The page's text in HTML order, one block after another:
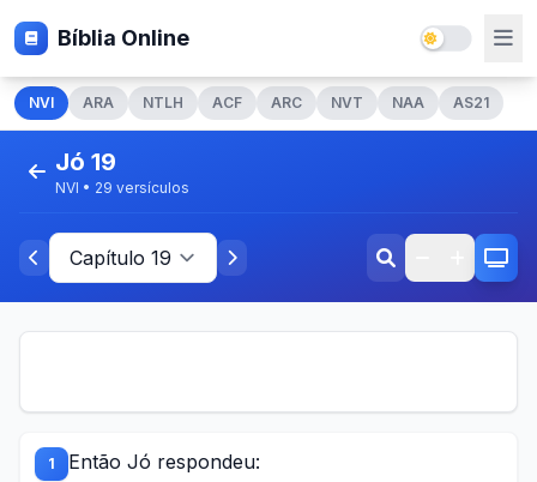
Bíblia Online
NVI ARA NTLH ACF ARC NVT NAA AS21
Jó 19
NVI • 29 versículos
1 Então Jó respondeu: